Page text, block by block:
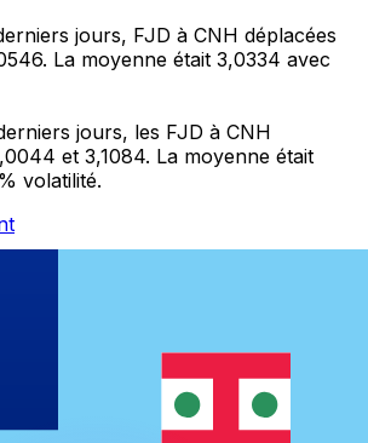
jours, FJD à CNH déplacées
La moyenne était 3,0334 avec
jours, les FJD à CNH
et 3,1084. La moyenne était
volatilité.
toutes les fonctionnalités
transferts d'argent internationaux
devises. Convertissez des devises,
de taux et transférez de